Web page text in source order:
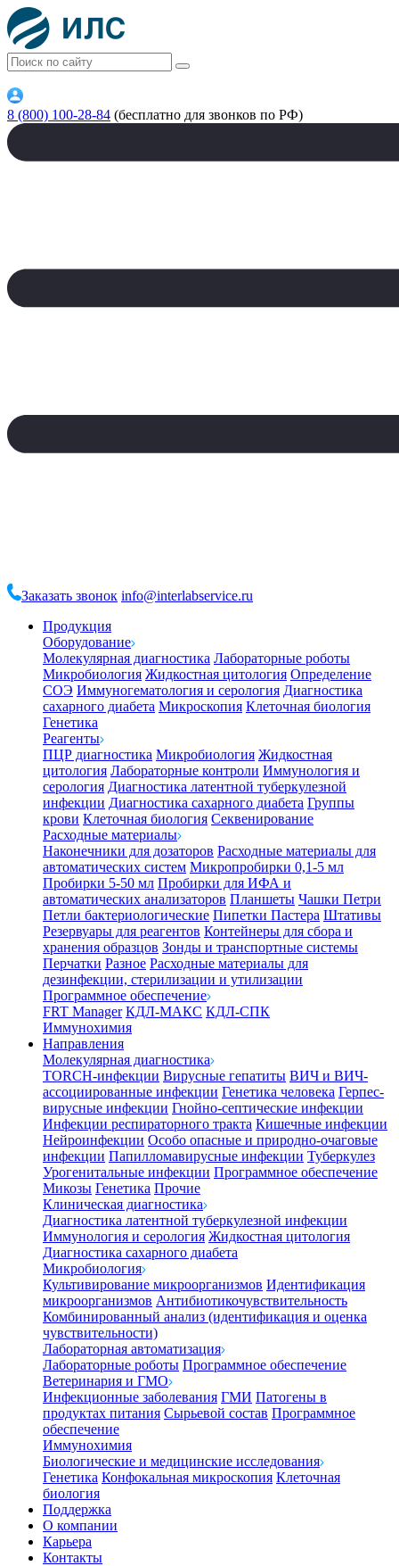
8 (800) 100-28-84 (бесплатно для звонков по РФ)
Заказать звонок info@interlabservice.ru
Продукция
Оборудование
Молекулярная диагностика Лабораторные роботы
Микробиология Жидкостная цитология Определение
СОЭ Иммуногематология и серология Диагностика
сахарного диабета Микроскопия Клеточная биология
Генетика
Реагенты
ПЦР диагностика Микробиология Жидкостная
цитология Лабораторные контроли Иммунология и
серология Диагностика латентной туберкулезной
инфекции Диагностика сахарного диабета Группы
крови Клеточная биология Секвенирование
Расходные материалы
Наконечники для дозаторов Расходные материалы для
автоматических систем Микропробирки 0,1-5 мл
Пробирки 5-50 мл Пробирки для ИФА и
автоматических анализаторов Планшеты Чашки Петри
Петли бактериологические Пипетки Пастера Штативы
Резервуары для реагентов Контейнеры для сбора и
хранения образцов Зонды и транспортные системы
Перчатки Разное Расходные материалы для
дезинфекции, стерилизации и утилизации
Программное обеспечение
FRT Manager КДЛ-МАКС КДЛ-СПК
Иммунохимия
Направления
Молекулярная диагностика
TORCH-инфекции Вирусные гепатиты ВИЧ и ВИЧ-
ассоциированные инфекции Генетика человека Герпес-
вирусные инфекции Гнойно-септические инфекции
Инфекции респираторного тракта Кишечные инфекции
Нейроинфекции Особо опасные и природно-очаговые
инфекции Папилломавирусные инфекции Туберкулез
Урогенитальные инфекции Программное обеспечение
Микозы Генетика Прочие
Клиническая диагностика
Диагностика латентной туберкулезной инфекции
Иммунология и серология Жидкостная цитология
Диагностика сахарного диабета
Микробиология
Культивирование микроорганизмов Идентификация
микроорганизмов Антибиотикочувствительность
Комбинированный анализ (идентификация и оценка
чувствительности)
Лабораторная автоматизация
Лабораторные роботы Программное обеспечение
Ветеринария и ГМО
Инфекционные заболевания ГМИ Патогены в
продуктах питания Сырьевой состав Программное
обеспечение
Иммунохимия
Биологические и медицинские исследования
Генетика Конфокальная микроскопия Клеточная
биология
Поддержка
О компании
Карьера
Контакты